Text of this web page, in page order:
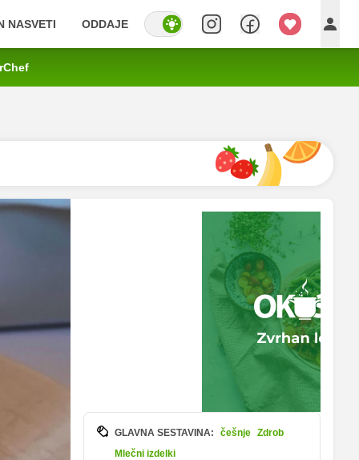
NASVETI ODDAJE
GLAVNA SESTAVINA: češnje Zdrob
Mlečni izdelki